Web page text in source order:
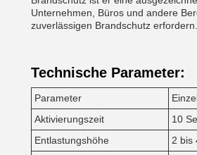
Unternehmen, Büros und andere
zuverlässigen Brandschutz erfordern.
Technische Parameter:
Parameter
Aktivierungszeit
10
Entlastungshöhe
2 bis